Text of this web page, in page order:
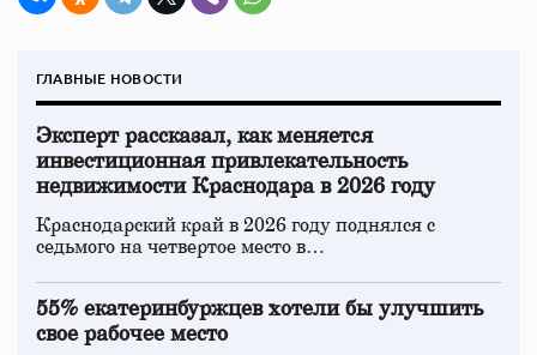
ГЛАВНЫЕ НОВОСТИ
Эксперт рассказал, как меняется
инвестиционная привлекательность
недвижимости Краснодара в 2026 году
Краснодарский край в 2026 году поднялся с
седьмого на четвертое место в…
55% екатеринбуржцев хотели бы улучшить
свое рабочее место